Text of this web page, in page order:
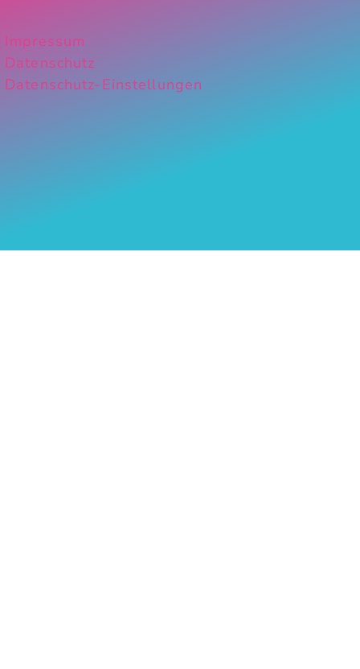
Impressum
Datenschutz
Datenschutz-Einstellungen